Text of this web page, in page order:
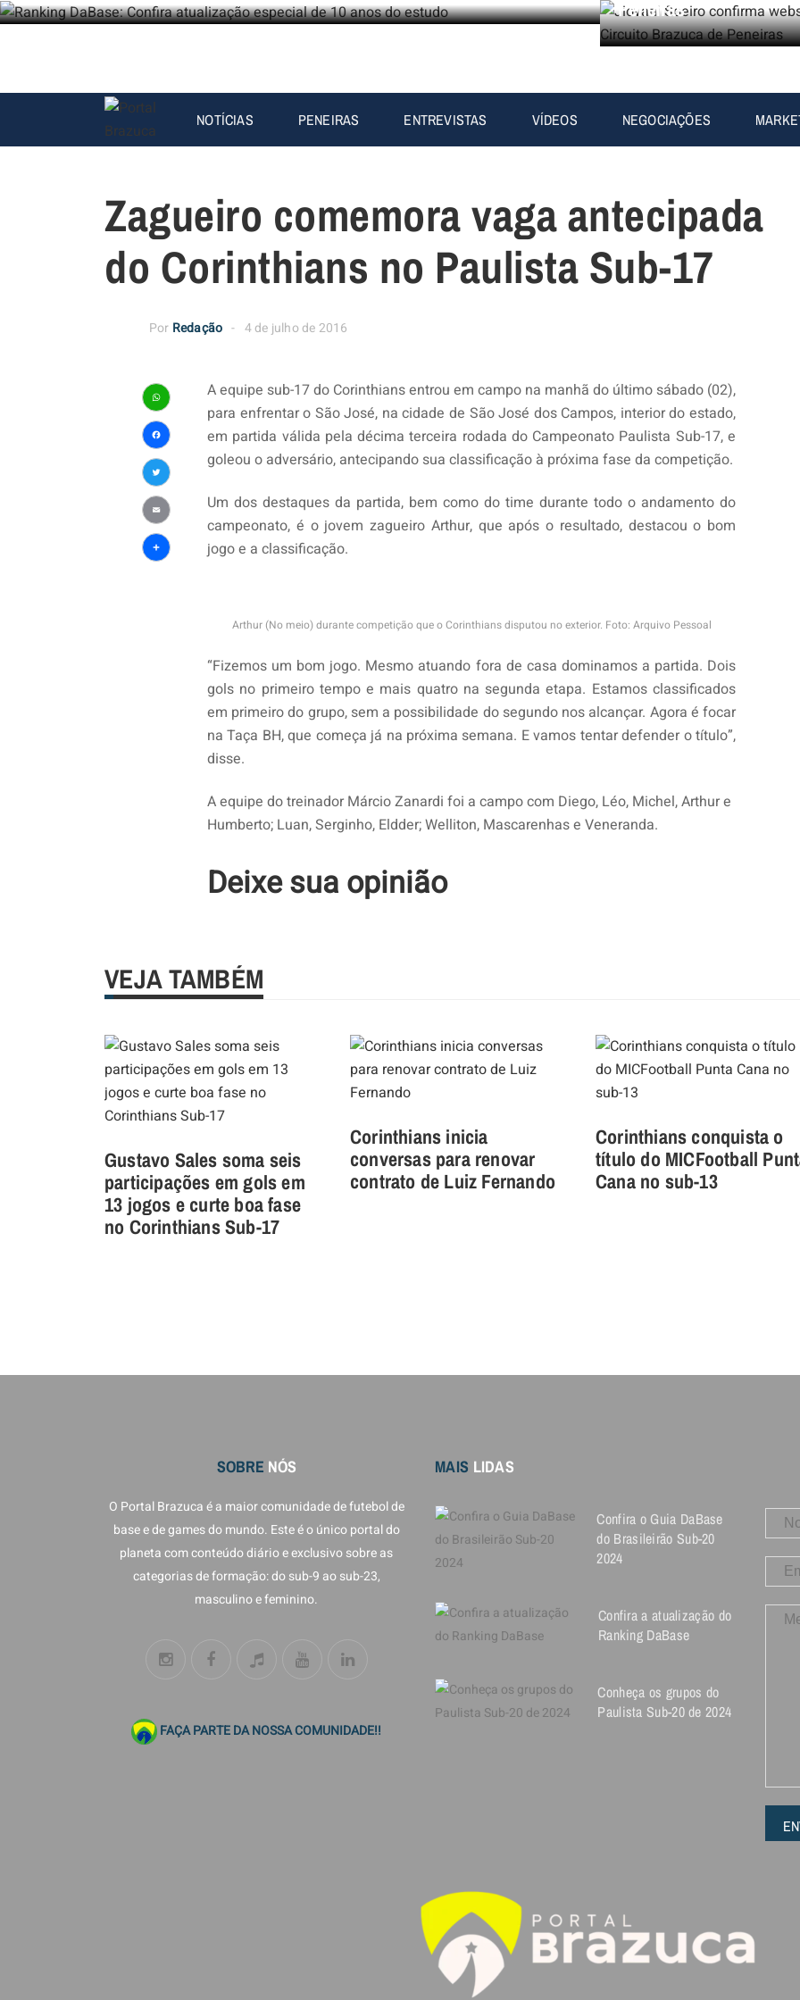
Peneiras
NOTÍCIAS PENEIRAS ENTREVISTAS VÍDEOS NEGOCIAÇÕES
Zagueiro comemora vaga antecipada
do Corinthians no Paulista Sub-17
Por Redação 4 de julho de 2016
WhatsApp
Facebook
Twitter
Email
Share
A equipe sub-17 do Corinthians entrou em campo na manhã do último sábado (02),
para enfrentar o São José, na cidade de São José dos Campos, interior do estado,
em partida válida pela décima terceira rodada do Campeonato Paulista Sub-17, e
goleou o adversário, antecipando sua classificação à próxima fase da competição.
Um dos destaques da partida, bem como do time durante todo o andamento do
campeonato, é o jovem zagueiro Arthur, que após o resultado, destacou o bom
jogo e a classificação.
Arthur (No meio) durante competição que o Corinthians disputou no exterior. Foto: Arquivo Pessoal
“Fizemos um bom jogo. Mesmo atuando fora de casa dominamos a partida. Dois
gols no primeiro tempo e mais quatro na segunda etapa. Estamos classificados
em primeiro do grupo, sem a possibilidade do segundo nos alcançar. Agora é focar
na Taça BH, que começa já na próxima semana. E vamos tentar defender o título”,
disse.
A equipe do treinador Márcio Zanardi foi a campo com Diego, Léo, Michel, Arthur e
Humberto; Luan, Serginho, Eldder; Welliton, Mascarenhas e Veneranda.
Deixe sua opinião
VEJA TAMBÉM
Gustavo Sales soma seis
participações em gols em
13 jogos e curte boa fase
no Corinthians Sub-17
Corinthians inicia
conversas para renovar
contrato de Luiz Fernando
Corinthians conquista o
título do MICFootball
Cana no sub-13
SOBRE NÓS
O Portal Brazuca é a maior comunidade de futebol de
base e de games do mundo. Este é o único portal do
planeta com conteúdo diário e exclusivo sobre as
categorias de formação: do sub-9 ao sub-23,
masculino e feminino.
FAÇA PARTE DA NOSSA COMUNIDADE!!
MAIS LIDAS
Confira o Guia DaBase
do Brasileirão Sub-20
2024
Confira a atualização do
Ranking DaBase
Conheça os grupos do
Paulista Sub-20 de 2024